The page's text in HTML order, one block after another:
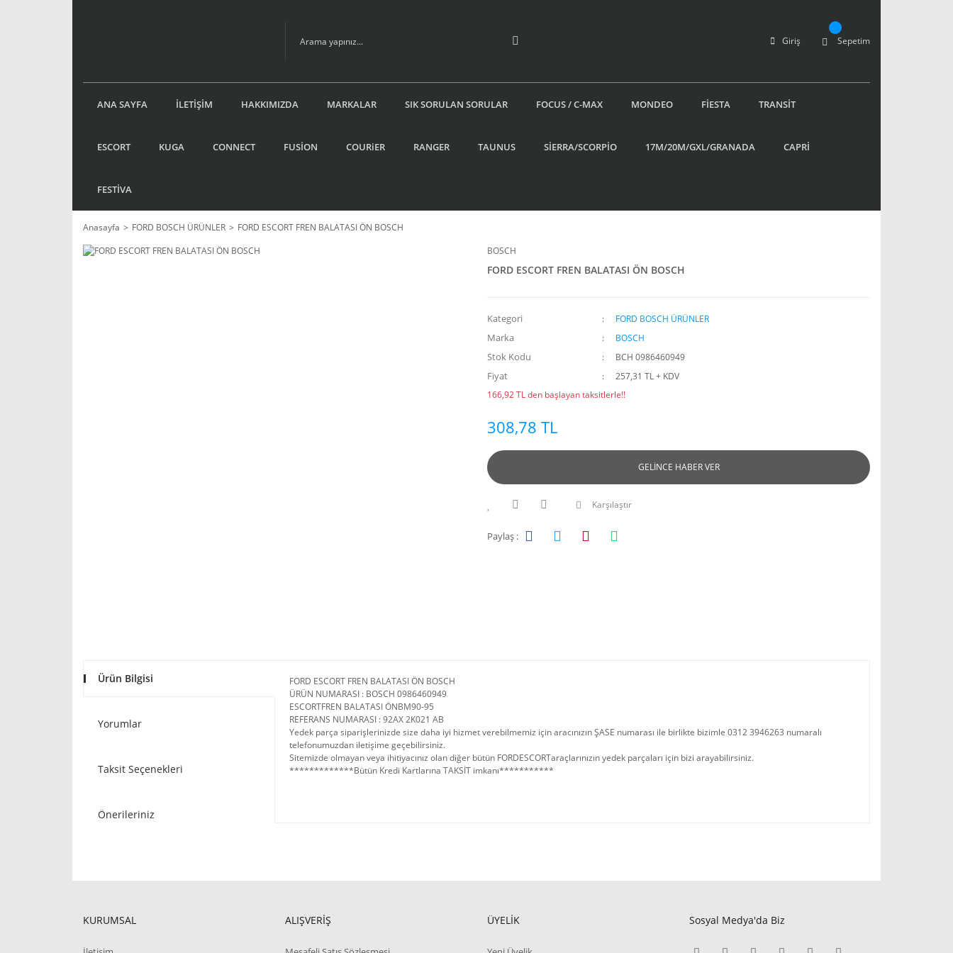
Giriş Sepetim
ANA SAYFA İLETİŞİM HAKKIMIZDA MARKALAR SIK SORULAN SORULAR FOCUS / C-MAX MONDEO FİESTA TRANSİT
ESCORT KUGA CONNECT FUSİON COURiER RANGER TAUNUS SİERRA/SCORPİO 17M/20M/GXL/GRANADA CAPRİ
FESTİVA
Anasayfa FORD BOSCH ÜRÜNLER
FORD ESCORT FREN BALATASI ÖN BOSCH
BOSCH
FORD ESCORT FREN BALATASI ÖN BOSCH
Kategori FORD BOSCH ÜRÜNLER
Marka BOSCH
Stok Kodu BCH 0986460949
Fiyat
257,31 TL + KDV
166,92 TL den başlayan taksitlerle!!
308,78 TL
GELİNCE HABER VER
Karşılaştır
Paylaş :
Ürün Bilgisi
Yorumlar
Taksit Seçenekleri
Önerileriniz
FORD ESCORT FREN BALATASI ÖN BOSCH
ÜRÜN NUMARASI : BOSCH 0986460949
ESCORTFREN BALATASI ÖNBM90-95
REFERANS NUMARASI : 92AX 2K021 AB
Yedek parça siparişlerinizde size daha iyi hizmet verebilmemiz için aracınızın ŞASE numarası ile birlikte bizimle 0312 3946263 numaralı
telefonumuzdan iletişime geçebilirsiniz.
Sitemizde olmayan veya ihitiyacınız olan diğer bütün FORDESCORTaraçlarınızın yedek parçaları için bizi arayabilirsiniz.
*************Bütün Kredi Kartlarına TAKSİT imkanı***********
KURUMSAL ALIŞVERİŞ ÜYELİK Sosyal Medya'da Biz